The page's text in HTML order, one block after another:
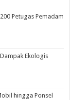
Petugas Pemadam
Ekologis
hingga Ponsel